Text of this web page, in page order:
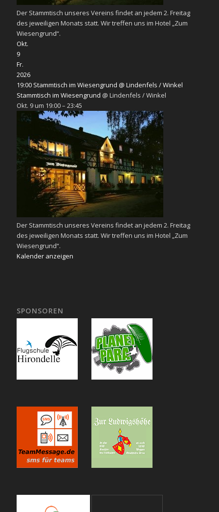
Der Stammtisch unseres Vereins findet an jedem 2. Freitag
des jeweiligen Monats statt. Wir treffen uns im Hotel „Zum
Wiesengrund“.
Okt.
9
Fr.
2026
19:00 Stammtisch im Wiesengrund @ Lindenfels / Winkel
Stammtisch im Wiesengrund @ Lindenfels / Winkel
Okt. 9 um 19:00 – 23:45
Der Stammtisch unseres Vereins findet an jedem 2. Freitag
des jeweiligen Monats statt. Wir treffen uns im Hotel „Zum
Wiesengrund“.
Kalender anzeigen
SPONSOREN